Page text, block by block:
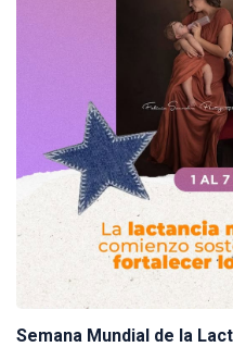
Semana Mundial de la